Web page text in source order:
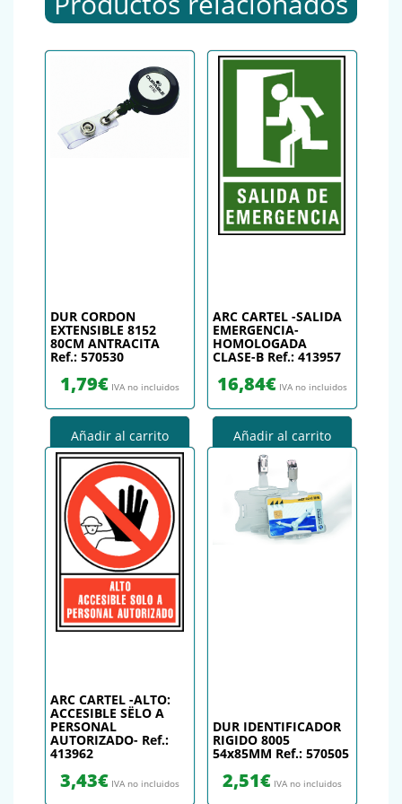
DUR CORDON
EXTENSIBLE 8152
80CM ANTRACITA
Ref.: 570530
1,79€ IVA no incluidos
Añadir al carrito
ARC CARTEL -SALIDA
EMERGENCIA-
HOMOLOGADA
CLASE-B Ref.: 413957
16,84€ IVA no incluidos
Añadir al carrito
ARC CARTEL -ALTO:
ACCESIBLE SËLO A
PERSONAL
AUTORIZADO- Ref.:
413962
3,43€ IVA no incluidos
DUR IDENTIFICADOR
RIGIDO 8005
54x85MM Ref.: 570505
2,51€ IVA no incluidos